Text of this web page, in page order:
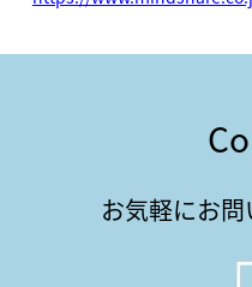
お気軽にお